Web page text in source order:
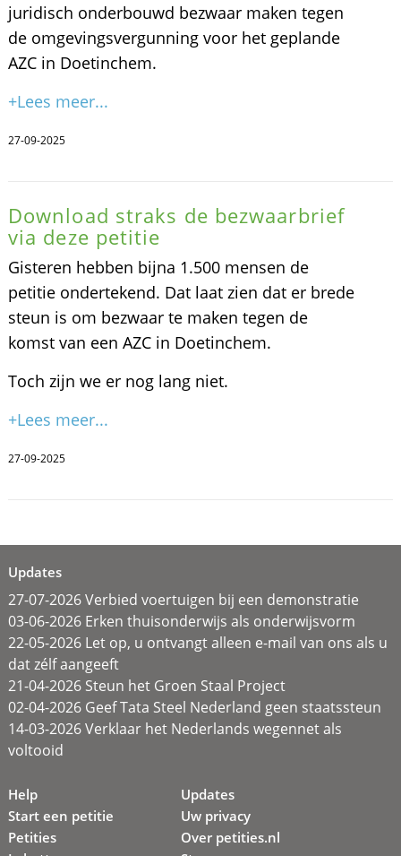
juridisch onderbouwd bezwaar maken tegen
de omgevingsvergunning voor het geplande
AZC in Doetinchem.
+Lees meer...
27-09-2025
Download straks de bezwaarbrief
via deze petitie
Gisteren hebben bijna 1.500 mensen de
petitie ondertekend. Dat laat zien dat er brede
steun is om bezwaar te maken tegen de
komst van een AZC in Doetinchem.
Toch zijn we er nog lang niet.
+Lees meer...
27-09-2025
Updates
27-07-2026 Verbied voertuigen bij een demonstratie
03-06-2026 Erken thuisonderwijs als onderwijsvorm
22-05-2026 Let op, u ontvangt alleen e-mail van ons als u
dat zélf aangeeft
21-04-2026 Steun het Groen Staal Project
02-04-2026 Geef Tata Steel Nederland geen staatssteun
14-03-2026 Verklaar het Nederlands wegennet als
voltooid
Help
Start een petitie
Petities
Updates
Uw privacy
Over petities.nl